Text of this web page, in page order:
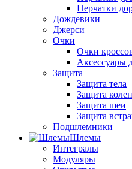
Перчатки
Дождевики
Джерси
Очки
Очки
Аксессуары
Защита
Защита тела
Защита
Защита шеи
Защита
Подшлемники
Шлемы
Интегралы
Модуляры